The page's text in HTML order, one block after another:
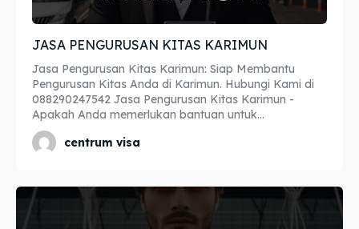
Asuransi
Blog
Asuransi
Blog
JASA PENGURUSAN KITAS KARIMUN
Jasa Pengurusan Kitas Karimun: Siap Membantu
Pengurusan Kitas Anda di Karimun. Hubungi Kami di
088290247542 Jasa Pengurusan Kitas Karimun -
Apakah Anda memerlukan bantuan untuk...
centrum visa